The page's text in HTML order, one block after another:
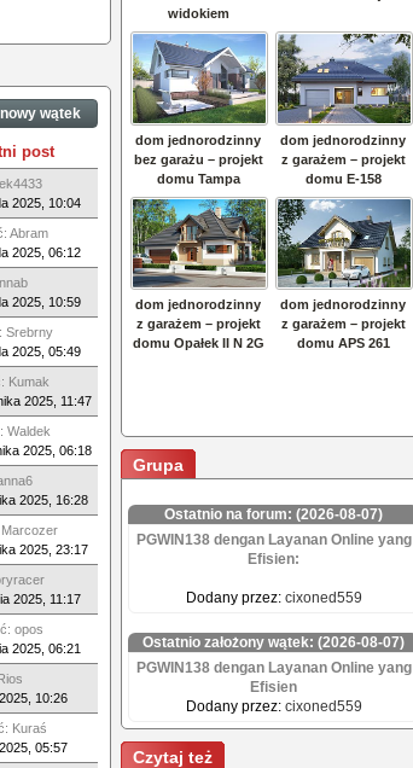
nowy wątek
post
2025, 10:04
Abram
2025, 06:12
2025, 10:59
Srebrny
2025, 05:49
Kumak
2025, 11:47
Waldek
2025, 06:18
2025, 16:28
2025, 23:17
2025, 11:17
opos
2025, 06:21
10:26
Kuraś
05:57
Grupa
Ostatnio na forum: (2026-08-07)
PGWIN138 dengan Layanan Online yang
Efisien:
Dodany przez: cixoned559
Ostatnio założony wątek: (2026-08-07)
PGWIN138 dengan Layanan Online yang
Efisien
Dodany przez: cixoned559
Czytaj też